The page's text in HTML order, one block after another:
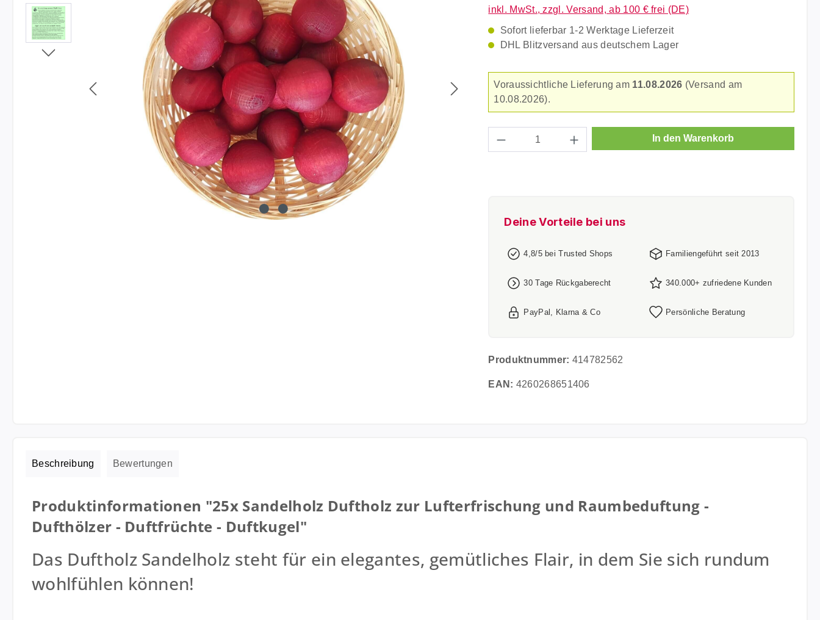
inkl. MwSt., zzgl. Versand, ab 100 € frei (DE)
Sofort lieferbar 1-2 Werktage Lieferzeit
DHL Blitzversand aus deutschem Lager
Voraussichtliche Lieferung am 11.08.2026 (Versand am
10.08.2026).
Produkt Anzahl: Gib den gewünschten Wert ein
In den Warenkorb
Deine Vorteile bei uns
4,8/5 bei Trusted Shops Familiengeführt seit 2013
30 Tage Rückgaberecht 340.000+ zufriedene Kunden
PayPal, Klarna & Co Persönliche Beratung
Produktnummer: 414782562
EAN: 4260268651406
Beschreibung Bewertungen
Produktinformationen "25x Sandelholz Duftholz zur Lufterfrischung und Raumbeduftung -
Dufthölzer - Duftfrüchte - Duftkugel"
Das Duftholz Sandelholz steht für ein elegantes, gemütliches Flair, in dem Sie sich rundum
wohlfühlen können!